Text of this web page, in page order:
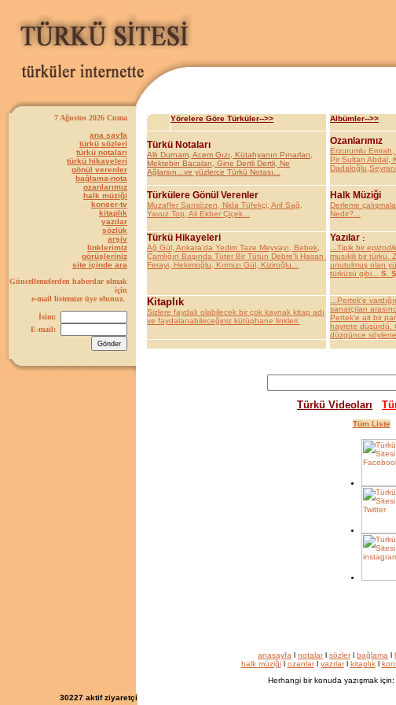
7 Ağustos 2026 Cuma
ana sayfa
türkü sözleri
türkü notaları
türkü hikayeleri
gönül verenler
bağlama-nota
ozanlarımız
halk müziği
konser-tv
kitaplık
yazılar
sözlük
arşiv
linklerimiz
görüşleriniz
site içinde ara
Güncellemelerden haberdar olmak
için
e-mail listemize üye olunuz.
İsim:
E-mail:
Yörelere Göre Türküler-->> Albümler-->>
Türkü Notaları
Allı Durnam, Acem Gızı, Kütahyanın Pınarları,
Mektebin Bacaları, Gine Dertli Dertli, Ne
Ağlarsın...ve yüzlerce Türkü Notası...
Ozanlarımız
Erzurumlu Emrah,
Pir Sultan Abdal,
Türkülere Gönül Verenler
Muzaffer Sarısözen, Nida Tüfekçi, Arif Sağ,
Yavuz Top, Ali Ekber Çiçek...
Halk Müziği
Derleme
Nedir?...
Türkü Hikayeleri
Ağ Gül, Ankara'da Yedim Taze Meyvayı, Bebek,
Çamlığın Başında Tüter Bir Tütün Debre'li Hasan
Ferayi, Hekimoğlu, Kırmızı Gül, Kiziroğlu...
Yazılar :
...Tipik bir
musıkili bir türkü.
unutulmuş olan
türküsü gibi...
S.
Kitaplık
Sizlere faydalı olabilecek bir çok kaynak kitap adı
ve faydalanabileceğiniz kütüphane linkleri
...Pertek'e
sanatçıları
Pertek'e ait bir
hayrete düşürdü.
düzgünce
Türkü Videoları
Tüm Liste
anasayfa l notalarl sözlerl bağlama l
halk müziğil ozanlarl yazılarl kitaplıkl
Herhangi bir konuda yazışmak için:
30227 aktif ziyaretçi